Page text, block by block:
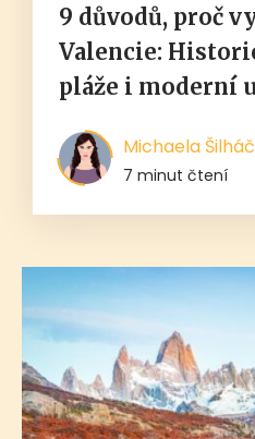
9 důvodů, proč
Valencie:
pláže i moderní
Michaela
7 minut čtení